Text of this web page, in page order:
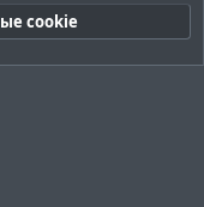
R
cookie